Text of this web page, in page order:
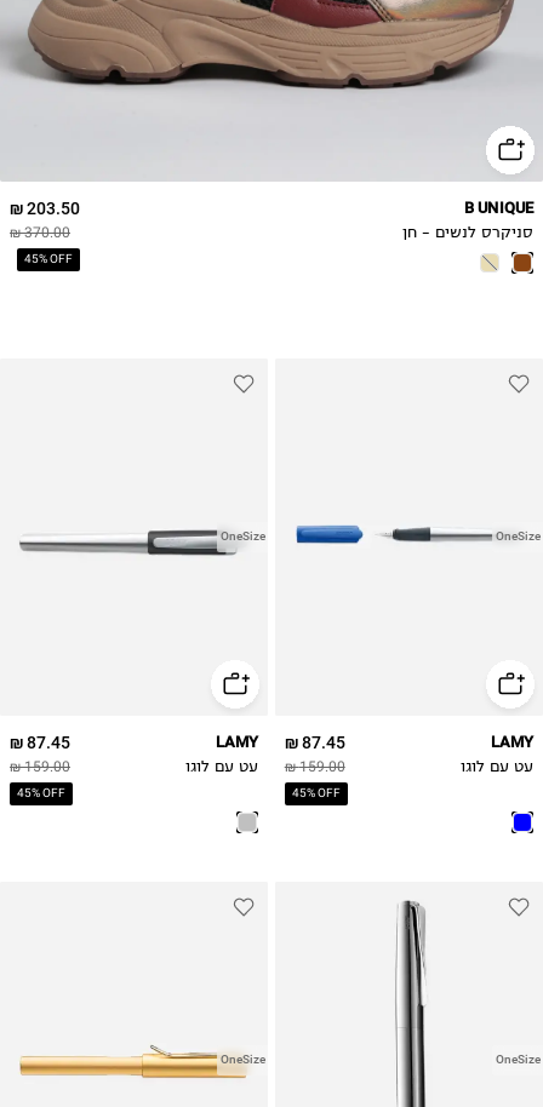
203.50 ₪
370.00 ₪
45% OFF
B UNIQUE
סניקרס לנשים - חן
OneSize
87.45 ₪
159.00 ₪
45% OFF
LAMY
עט עם לוגו
OneSize
87.45 ₪
159.00 ₪
45% OFF
LAMY
עט עם לוגו
OneSize
OneSize